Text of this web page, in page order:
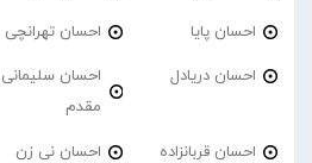
احسان پایا احسان تهرانچی
احسان دریادل
احسان سلیمانی
مقدم
احسان قربانزاده احسان نی زن